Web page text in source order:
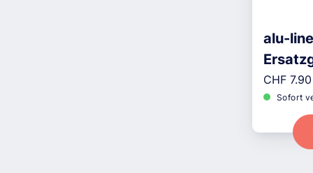
alu-
CHF 7.90
Sofort